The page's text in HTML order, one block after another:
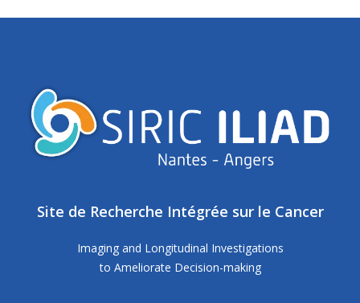
Site de Recherche Intégrée sur le Cancer
Imaging and Longitudinal Investigations
to Ameliorate Decision-making